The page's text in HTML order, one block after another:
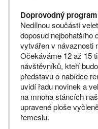
Doprovodný program
Nedílnou součástí
doposud nejbohatšího
vytvářen v návaznosti
Očekáváme 12 až 15
návštěvníků, kteří
představu o nabídce
uvidí řadu novinek a
na mnoha stáncích
upravené ploše
řemeslu.